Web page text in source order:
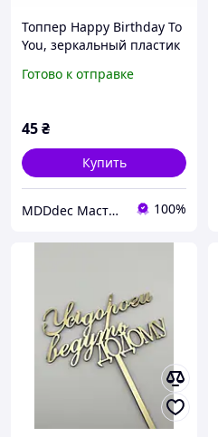
Топпер Happy Birthday To
You, зеркальный пластик
крепление, ширина 10
Готово к отправке
45₴
Купить
MDDdec Мастерская Дизайна и Декора. 100%